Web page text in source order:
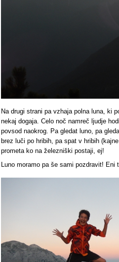
Na drugi strani pa vzhaja polna luna, ki
nekaj dogaja. Celo noč namreč ljudje
povsod naokrog. Pa gledat luno, pa
brez luči po hribih, pa spat v hribih
prometa ko na železniški postaji, ej!
Luno moramo pa še sami pozdravit! Eni